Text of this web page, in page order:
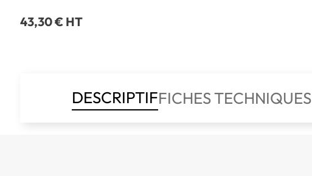
43,30 € HT
DESCRIPTIFFICHES TECHNIQUES